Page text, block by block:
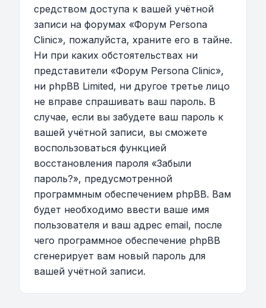
средством доступа к вашей учётной
записи на форумах «Форум Persona
Clinic», пожалуйста, храните его в тайне.
Ни при каких обстоятельствах ни
представители «Форум Persona Clinic»,
ни phpBB Limited, ни другое третье лицо
не вправе спрашивать ваш пароль. В
случае, если вы забудете ваш пароль к
вашей учётной записи, вы сможете
воспользоваться функцией
восстановления пароля «Забыли
пароль?», предусмотренной
программным обеспечением phpBB. Вам
будет необходимо ввести ваше имя
пользователя и ваш адрес email, после
чего программное обеспечение phpBB
сгенерирует вам новый пароль для
вашей учётной записи.